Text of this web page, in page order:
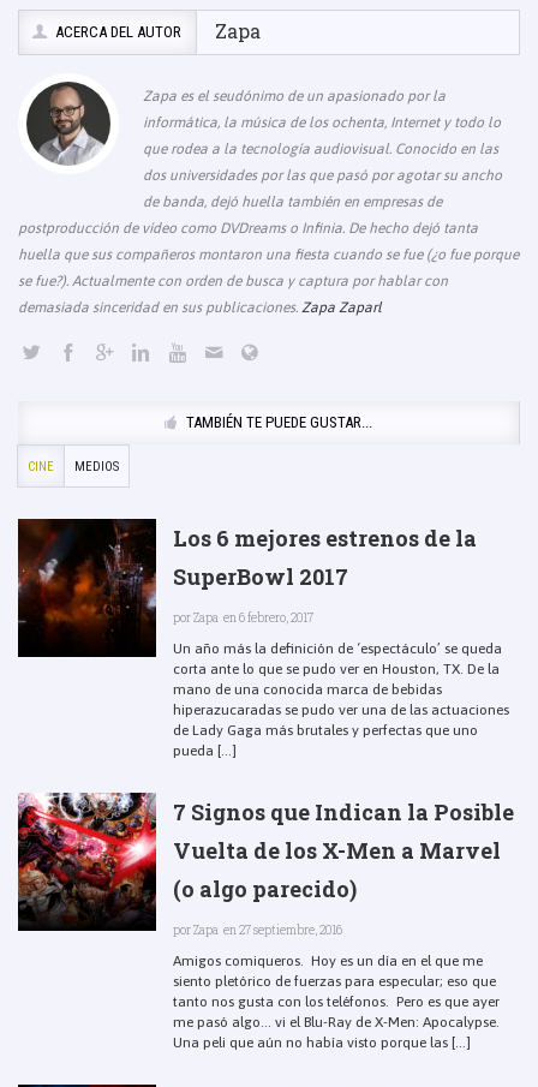
ACERCA DEL AUTOR Zapa
Zapa es el seudónimo de un apasionado por la
informática, la música de los ochenta, Internet y todo lo
que rodea a la tecnología audiovisual. Conocido en las
dos universidades por las que pasó por agotar su ancho
de banda, dejó huella también en empresas de
postproducción de vídeo como DVDreams o Infinia. De hecho dejó tanta
huella que sus compañeros montaron una fiesta cuando se fue (¿o fue porque
se fue?). Actualmente con orden de busca y captura por hablar con
demasiada sinceridad en sus publicaciones. Zapa Zaparl
TAMBIÉN TE PUEDE GUSTAR...
CINE MEDIOS
Los 6 mejores estrenos de la
SuperBowl 2017
porZapa en 6 febrero, 2017
Un año más la definición de ‘espectáculo’ se queda
corta ante lo que se pudo ver en Houston, TX. De la
mano de una conocida marca de bebidas
hiperazucaradas se pudo ver una de las actuaciones
de Lady Gaga más brutales y perfectas que uno
pueda [...]
7 Signos que Indican la Posible
Vuelta de los X-Men a Marvel
(o algo parecido)
porZapa en 27 septiembre, 2016
Amigos comiqueros. Hoy es un día en el que me
siento pletórico de fuerzas para especular; eso que
tanto nos gusta con los teléfonos. Pero es que ayer
me pasó algo… vi el Blu-Ray de X-Men: Apocalypse.
Una peli que aún no había visto porque las [...]